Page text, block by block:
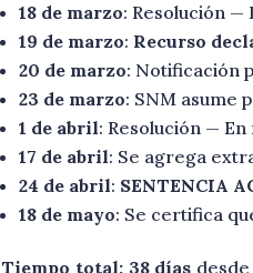
18 de marzo: Resolución —
19 de marzo: Recurso
20 de marzo: Notificación
23 de marzo: SNM asume
1 de abril: Resolución —
17 de abril: Se agrega
24 de abril: SENTENCIA
18 de mayo: Se certifica
Tiempo total: 38 días